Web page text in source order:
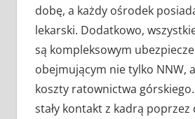
dobę, a każdy ośrodek
lekarski. Dodatkowo,
są kompleksowym
obejmującym nie tylko NNW,
koszty ratownictwa
stały kontakt z kadrą poprzez